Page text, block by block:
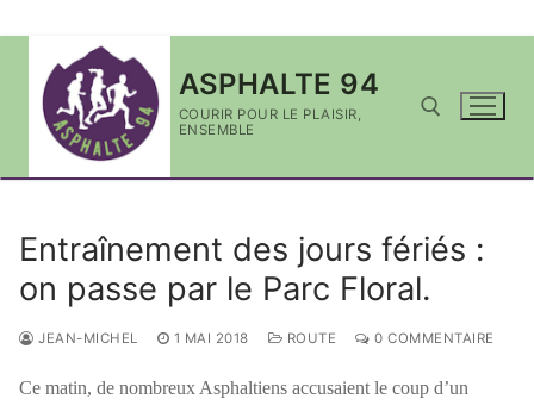
contenu
ASPHALTE 94
COURIR POUR LE PLAISIR,
ENSEMBLE
Entraînement des jours fériés :
on passe par le Parc Floral.
JEAN-MICHEL 1 MAI 2018 ROUTE 0 COMMENTAIRE
Ce matin, de nombreux Asphaltiens accusaient le coup d’un